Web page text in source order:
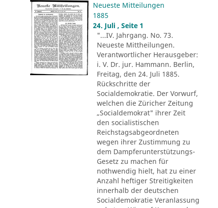
Neueste Mitteilungen
1885
24. Juli , Seite 1
"...IV. Jahrgang. No. 73.
Neueste Mittheilungen.
Verantwortlicher Herausgeber:
i. V. Dr. jur. Hammann. Berlin,
Freitag, den 24. Juli 1885.
Rückschritte der
Socialdemokratie. Der Vorwurf,
welchen die Züricher Zeitung
„Socialdemokrat" ihrer Zeit
den socialistischen
Reichstagsabgeordneten
wegen ihrer Zustimmung zu
dem Dampferunterstützungs-
Gesetz zu machen für
nothwendig hielt, hat zu einer
Anzahl heftiger Streitigkeiten
innerhalb der deutschen
Socialdemokratie Veranlassung